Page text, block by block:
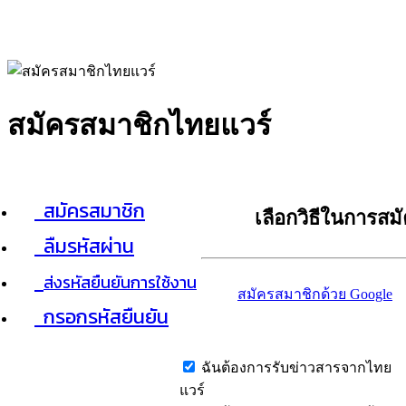
สมัครสมาชิกไทยแวร์
สมัครสมาชิก
ลืมรหัสผ่าน
ส่งรหัสยืนยันการใช้งาน
กรอกรหัสยืนยัน
เลือกวิธีในการส
สมัครสมาชิกด้วย Google
ฉันต้องการรับข่าวสารจากไทย
แวร์